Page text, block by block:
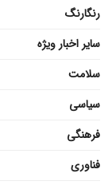
رنگارنگ
سایر اخبار ویژه
سلامت
سیاسی
فرهنگی
فناوری